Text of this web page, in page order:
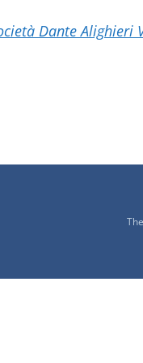
Dante Alighieri